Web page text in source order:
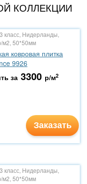
КОЛЛЕКЦИИ
класс, Нидерланды,
м2, 50*50мм
ковровая плитка
9926
за 3300 р/м2
Заказать
класс, Нидерланды,
м2, 50*50мм